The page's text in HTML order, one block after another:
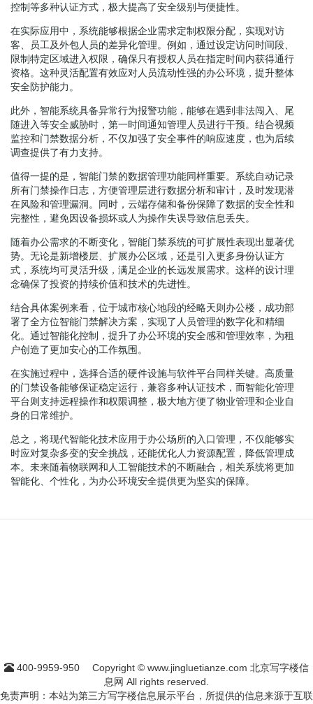
控制等多种认证方式，极大提高了安全级别与便捷性。
在实际应用中，系统能够根据企业需求定制权限分配，实现对访
客、员工及外包人员的差异化管理。例如，通过设定访问时间段、
限制特定区域进入权限，确保只有授权人员在指定时间内获得通行
资格。这种灵活配置有效应对人员流动性强的办公环境，提升整体
安全防护能力。
此外，智能系统具备异常行为报警功能，能够在遇到非法闯入、尾
随进入等安全威胁时，第一时间通知管理人员进行干预。结合视频
监控和门禁数据分析，不仅加强了安全事件的响应速度，也为后续
调查提供了有力支持。
值得一提的是，智能门禁的数据管理功能同样重要。系统自动记录
所有门禁操作日志，方便管理层进行数据分析和审计，及时发现潜
在风险和管理漏洞。同时，云端存储和备份保障了数据的安全性和
完整性，避免因设备损坏或人为操作失误导致信息丢失。
随着办公需求的不断变化，智能门禁系统的可扩展性表现出显著优
势。无论是新增楼层、扩展办公区域，还是引入更多身份认证方
式，系统均可灵活升级，满足企业的长远发展需求。这样的设计理
念确保了投资的持续价值和技术的先进性。
结合具体案例来看，位于城市核心地段的经略天则办公楼，成功部
署了全方位智能门禁解决方案，实现了人员管理的数字化和精细
化。通过智能化控制，提升了办公环境的安全感和管理效率，为租
户创造了更加安心的工作氛围。
在实施过程中，选择合适的硬件设施与软件平台同样关键。高质量
的门禁设备能够保证稳定运行，兼容多种认证技术，而智能化管理
平台则支持远程操作和权限调整，极大地方便了物业管理和企业自
身的日常维护。
总之，将现代智能化技术应用于办公场所的入口管理，不仅能够实
时应对复杂多变的安全挑战，还能优化人力资源配置，降低管理成
本。未来随着物联网和人工智能技术的不断融合，相关系统将更加
智能化、个性化，为办公环境安全提供更为坚实的保障。
400-9959-950
Copyright © www.jingluetianze.com 北京写字楼信
息网 All rights reserved.
免责声明：本站为第三方写字楼信息展示平台，所提供的信息来源于互联